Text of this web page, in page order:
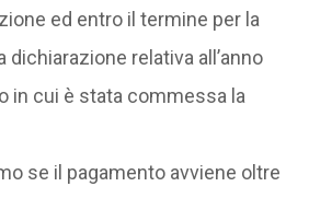
ed entro il termine per la
relativa all’anno
in cui è stata commessa la
se il pagamento avviene oltre